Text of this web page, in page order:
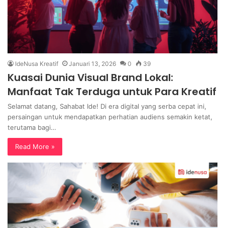
IdeNusa Kreatif Januari 13, 2026 0 39
Kuasai Dunia Visual Brand Lokal:
Manfaat Tak Terduga untuk Para Kreatif
Selamat datang, Sahabat Ide! Di era digital yang serba cepat ini,
persaingan untuk mendapatkan perhatian audiens semakin ketat,
terutama bagi…
Read More »